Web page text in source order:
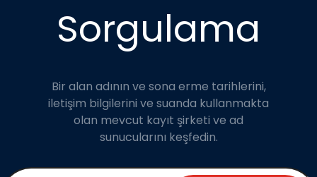
Sorgulama
Bir alan adının ve sona erme tarihlerini,
iletişim bilgilerini ve suanda kullanmakta
olan mevcut kayıt şirketi ve ad
sunucularını keşfedin.